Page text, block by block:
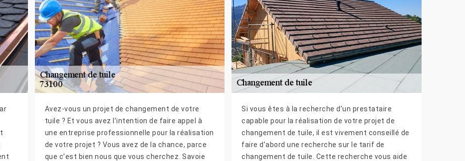
Avez-vous un projet de changement de votre
tuile ? Et vous avez l’intention de faire appel à
une entreprise professionnelle pour la réalisation
de votre projet ? Vous avez de la chance, parce
que c’est bien nous que vous cherchez. Savoie
Si vous êtes à la recherche d’un prestataire
capable pour la réalisation de votre projet de
changement de tuile, il est vivement conseillé de
faire d’abord une recherche sur le tarif de
changement de tuile. Cette recherche vous aide